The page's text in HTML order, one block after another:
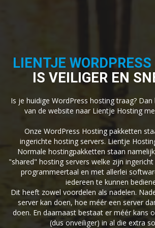
LIENTJE
IS VEILIGER EN
Is je huidige WordPress hosting traag?
van de website naar Lientje Hosting
Onze WordPress Hosting pakketten
ingerichte hosting servers. Lientje
Normale hostingpakketten staan
"shared" hosting servers welke zijn
programmeertaal en met allerlei
iedereen te kunnen
Dit heeft zowel voordelen als nadelen.
server kan doen, hoe méér een server
doen. En daarnaast bestaat er méér kans
(dus onveiliger) in al die extra